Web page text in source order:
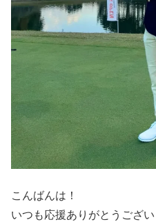
こんばんは！
いつも応援ありがとうござ